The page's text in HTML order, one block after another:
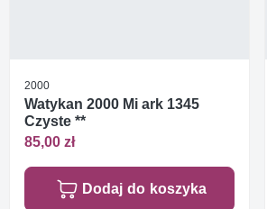
2000
Watykan 2000 Mi ark 1345
Czyste **
85,00 zł
Dodaj do koszyka